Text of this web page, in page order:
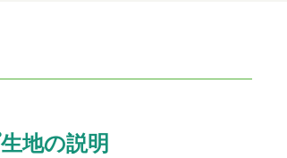
地の説明